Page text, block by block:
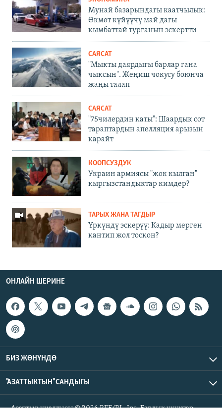
Мунай базарындагы каатчылык:
Өкмөт күйүүчү май дагы
кымбаттай турганын эскертти
САЯСАТ
"Мыкты даярдыгы барлар гана
чыксын". Жеңиш чокусу боюнча
жаңы талап
САЯСАТ
"75чилердин каты": Шаардык сот
тараптардын апелляция арызын
карайт
КООПСУЗДУК
Украин армиясы "жок кылган"
кыргызстандыктар кимдер?
ТАРЫХ ЖАНА ТАГДЫР
Үркүндү эскерүү: Кадыр мерген
кантип жол тоскон?
ОНЛАЙН ШЕРИНЕ
БИЗ ЖӨНҮНДӨ
"АЗАТТЫКТЫН" САНДЫГЫ
Азаттык үналгысы © 2026 RFE/RL, Inc. Бардык укуктар